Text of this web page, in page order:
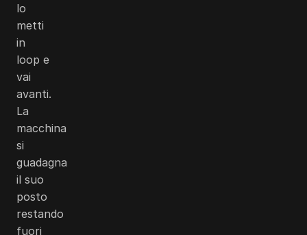
lo
metti
in
loop e
vai
avanti.
La
macchina
si
guadagna
il suo
posto
restando
fuori